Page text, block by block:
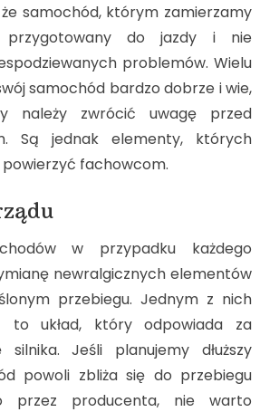
samochód, którym zamierzamy
przygotowany do jazdy i nie
problemów. Wielu
samochód bardzo dobrze i wie,
należy zwrócić uwagę przed
Są jednak elementy, których
fachowcom.
w przypadku każdego
newralgicznych elementów
przebiegu. Jednym z nich
to układ, który odpowiada za
silnika. Jeśli planujemy dłuższy
powoli zbliża się do przebiegu
przez producenta, nie warto